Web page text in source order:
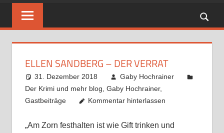
ELLEN SANDBERG – DER VERRAT
31. Dezember 2018
Gaby Hochrainer
Der Krimi und mehr blog Gaby Hochrainer,
Gastbeiträge
Kommentar hinterlassen
„Am Zorn festhalten ist wie Gift trinken und